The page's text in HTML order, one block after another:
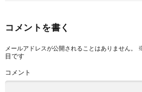
コメントを書く
メールアドレスが公開されることはありません。
目です
コメント